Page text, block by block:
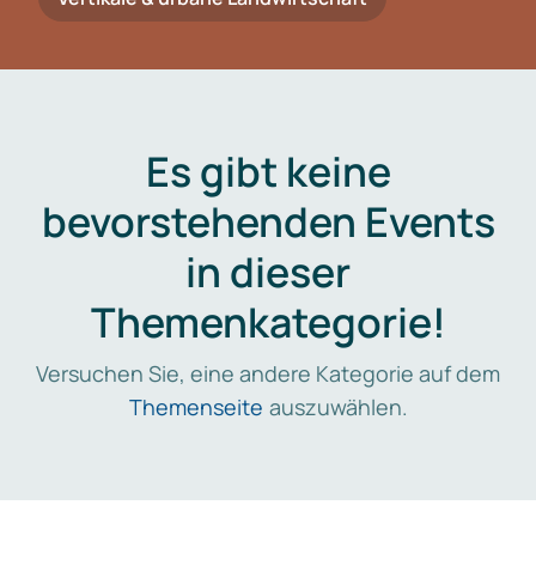
Es gibt keine
bevorstehenden Events
in dieser
Themenkategorie!
Versuchen Sie, eine andere Kategorie auf dem
Themenseite auszuwählen.